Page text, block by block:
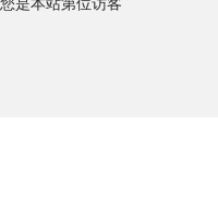
您是本站第位访客